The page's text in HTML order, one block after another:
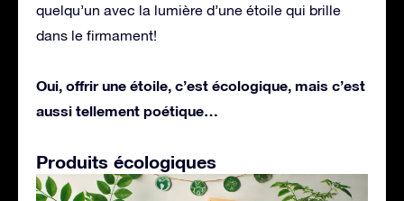
quelqu’un avec la lumière d’une étoile qui brille
dans le firmament!
Oui, offrir une étoile, c’est écologique, mais c’est
aussi tellement poétique…
Produits écologiques